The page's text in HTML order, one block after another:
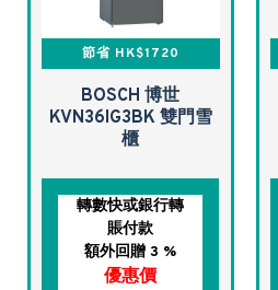
節省 HK$1720
BOSCH 博世
KVN36IG3BK 雙門雪
櫃
轉數快或銀行轉
賬付款
額外回贈 3 %
優惠價